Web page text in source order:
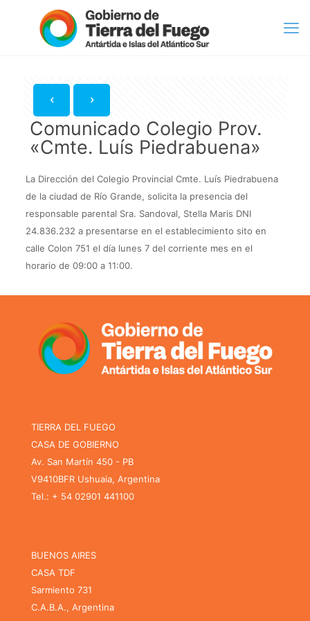
Comunicado Colegio Prov.
«Cmte. Luís Piedrabuena»
La Dirección del Colegio Provincial Cmte. Luís Piedrabuena
de la ciudad de Río Grande, solicita la presencia del
responsable parental Sra. Sandoval, Stella Maris DNI
24.836.232 a presentarse en el establecimiento sito en
calle Colon 751 el día lunes 7 del corriente mes en el
horario de 09:00 a 11:00.
TIERRA DEL FUEGO
CASA DE GOBIERNO
Av. San Martín 450 - PB
V9410BFR Ushuaia, Argentina
Tel.: + 54 02901 441100
BUENOS AIRES
CASA TDF
Sarmiento 731
C.A.B.A., Argentina